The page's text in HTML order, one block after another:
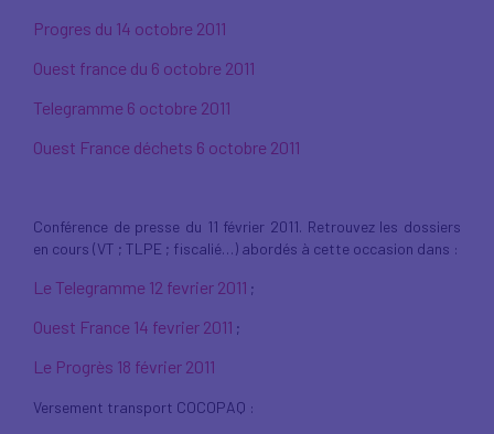
Progres du 14 octobre 2011
Ouest france du 6 octobre 2011
Telegramme 6 octobre 2011
Ouest France déchets 6 octobre 2011
Conférence de presse du 11 février 2011. Retrouvez les dossiers
en cours (VT ; TLPE ; fiscalié…) abordés à cette occasion dans :
Le Telegramme 12 fevrier 2011 ;
Ouest France 14 fevrier 2011 ;
Le Progrès 18 février 2011
Versement transport COCOPAQ :